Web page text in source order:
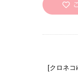
[クロネ